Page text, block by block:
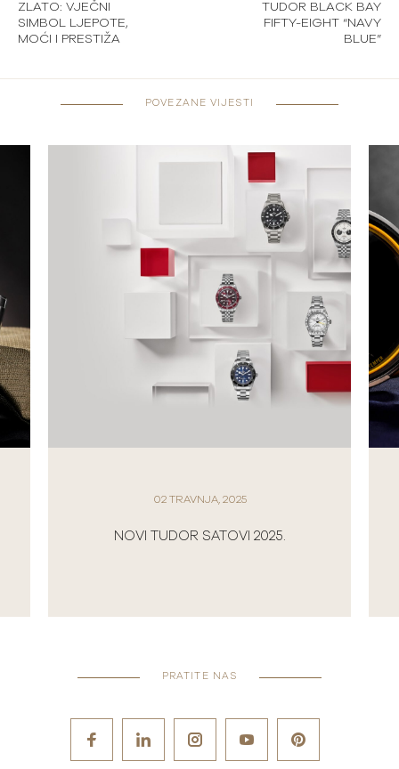
ZLATO: VJEČNI
SIMBOL LJEPOTE,
MOĆI I PRESTIŽA
TUDOR BLACK BAY
FIFTY-EIGHT “NAVY
BLUE”
POVEZANE VIJESTI
02 TRAVNJA, 2025
NOVI TUDOR SATOVI 2025.
PRATITE NAS